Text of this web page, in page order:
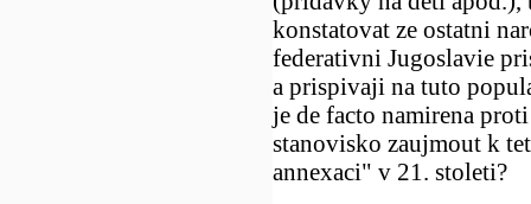
konstatovat ze ostatni
federativni Jugoslavie
a prispivaji na tuto
je de facto namirena
stanovisko zaujmout k
annexaci" v 21. stoleti?